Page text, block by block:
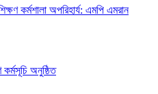
কর্মশালা অপরিহার্য: এমপি এমরান
কর্মসূচি অনুষ্ঠিত